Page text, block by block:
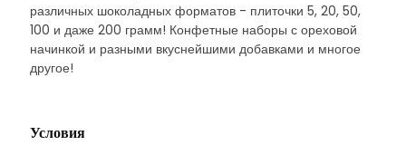
различных шоколадных форматов - плиточки 5, 20, 50,
100 и даже 200 грамм! Конфетные наборы с ореховой
начинкой и разными вкуснейшими добавками и многое
другое!
Условия